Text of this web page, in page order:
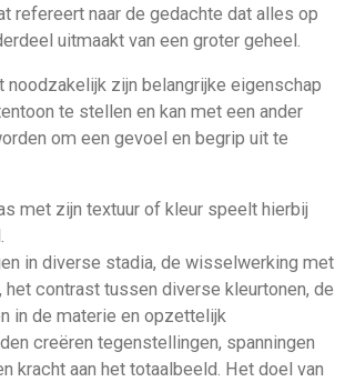
refereert naar de gedachte dat alles op
uitmaakt van een groter geheel.
noodzakelijk zijn belangrijke eigenschap
te stellen en kan met een ander
om een gevoel en begrip uit te
met zijn textuur of kleur speelt hierbij
in diverse stadia, de wisselwerking met
het contrast tussen diverse kleurtonen, de
in de materie en opzettelijk
creëren tegenstellingen, spanningen
kracht aan het totaalbeeld. Het doel van